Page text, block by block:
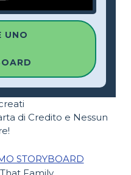
UNO
di Credito e Nessun
STORYBOARD